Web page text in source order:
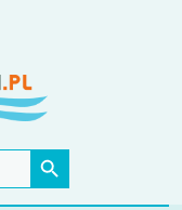
biegowego
Search Button